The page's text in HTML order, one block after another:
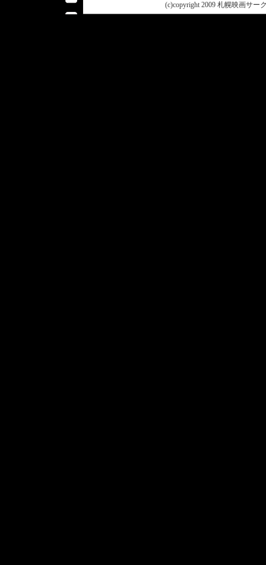
(c)copyright 2009 札幌映画サー